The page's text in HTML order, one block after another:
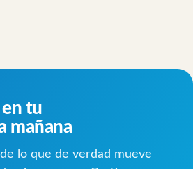
en tu
mañana
lo que de verdad mueve